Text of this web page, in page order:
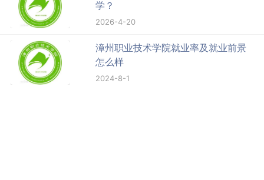
学？
2026-4-20
漳州职业技术学院就业率及就业前景
怎么样
2024-8-1